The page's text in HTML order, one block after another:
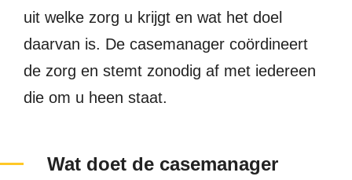
uit welke zorg u krijgt en wat het doel
daarvan is. De casemanager coördineert
de zorg en stemt zonodig af met iedereen
die om u heen staat.
Wat doet de casemanager